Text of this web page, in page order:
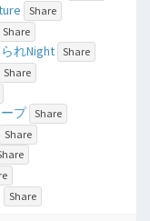
Share
Share
れNight Share
Share
プ Share
Share
Share